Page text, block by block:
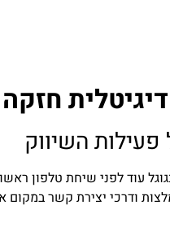
השיווק
עוד לפני שיחת טלפון
ודרכי יצירת קשר